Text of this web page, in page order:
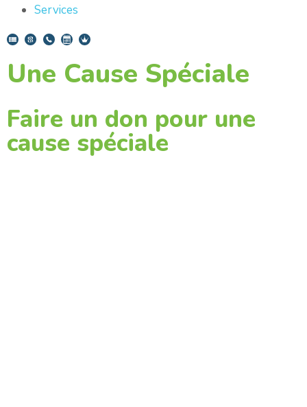
Services
Une Cause Spéciale
Faire un don pour une
cause spéciale